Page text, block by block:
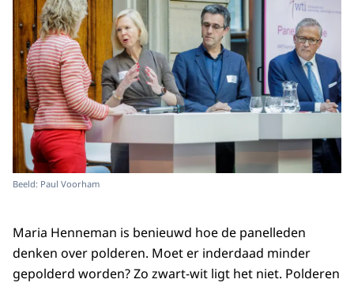
Beeld: Paul Voorham
Maria Henneman is benieuwd hoe de panelleden
denken over polderen. Moet er inderdaad minder
gepolderd worden? Zo zwart-wit ligt het niet. Polderen